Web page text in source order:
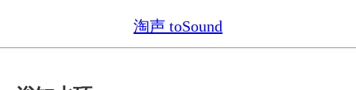
淘声 toSound